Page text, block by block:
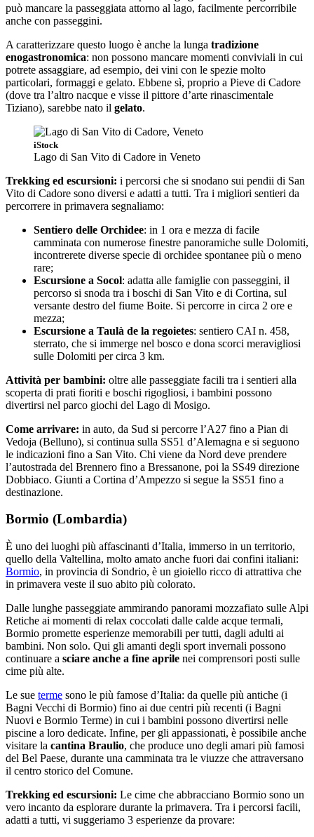
può mancare la passeggiata attorno al lago, facilmente percorribile
anche con passeggini.
A caratterizzare questo luogo è anche la lunga tradizione
enogastronomica: non possono mancare momenti conviviali in cui
potrete assaggiare, ad esempio, dei vini con le spezie molto
particolari, formaggi e gelato. Ebbene sì, proprio a Pieve di Cadore
(dove tra l’altro nacque e visse il pittore d’arte rinascimentale
Tiziano), sarebbe nato il gelato.
iStock
Lago di San Vito di Cadore in Veneto
Trekking ed escursioni: i percorsi che si snodano sui pendii di San
Vito di Cadore sono diversi e adatti a tutti. Tra i migliori sentieri da
percorrere in primavera segnaliamo:
Sentiero delle Orchidee: in 1 ora e mezza di facile
camminata con numerose finestre panoramiche sulle Dolomiti,
incontrerete diverse specie di orchidee spontanee più o meno
rare;
Escursione a Socol: adatta alle famiglie con passeggini, il
percorso si snoda tra i boschi di San Vito e di Cortina, sul
versante destro del fiume Boite. Si percorre in circa 2 ore e
mezza;
Escursione a Taulà de la regoietes: sentiero CAI n. 458,
sterrato, che si immerge nel bosco e dona scorci meravigliosi
sulle Dolomiti per circa 3 km.
Attività per bambini: oltre alle passeggiate facili tra i sentieri alla
scoperta di prati fioriti e boschi rigogliosi, i bambini possono
divertirsi nel parco giochi del Lago di Mosigo.
Come arrivare: in auto, da Sud si percorre l’A27 fino a Pian di
Vedoja (Belluno), si continua sulla SS51 d’Alemagna e si seguono
le indicazioni fino a San Vito. Chi viene da Nord deve prendere
l’autostrada del Brennero fino a Bressanone, poi la SS49 direzione
Dobbiaco. Giunti a Cortina d’Ampezzo si segue la SS51 fino a
destinazione.
Bormio (Lombardia)
È uno dei luoghi più affascinanti d’Italia, immerso in un territorio,
quello della Valtellina, molto amato anche fuori dai confini italiani:
Bormio, in provincia di Sondrio, è un gioiello ricco di attrattiva che
in primavera veste il suo abito più colorato.
Dalle lunghe passeggiate ammirando panorami mozzafiato sulle Alpi
Retiche ai momenti di relax coccolati dalle calde acque termali,
Bormio promette esperienze memorabili per tutti, dagli adulti ai
bambini. Non solo. Qui gli amanti degli sport invernali possono
continuare a sciare anche a fine aprile nei comprensori posti sulle
cime più alte.
Le sue terme sono le più famose d’Italia: da quelle più antiche (i
Bagni Vecchi di Bormio) fino ai due centri più recenti (i Bagni
Nuovi e Bormio Terme) in cui i bambini possono divertirsi nelle
piscine a loro dedicate. Infine, per gli appassionati, è possibile anche
visitare la cantina Braulio, che produce uno degli amari più famosi
del Bel Paese, durante una camminata tra le viuzze che attraversano
il centro storico del Comune.
Trekking ed escursioni: Le cime che abbracciano Bormio sono un
vero incanto da esplorare durante la primavera. Tra i percorsi facili,
adatti a tutti, vi suggeriamo 3 esperienze da provare: